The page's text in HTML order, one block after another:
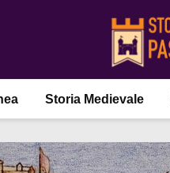
Storia Medievale